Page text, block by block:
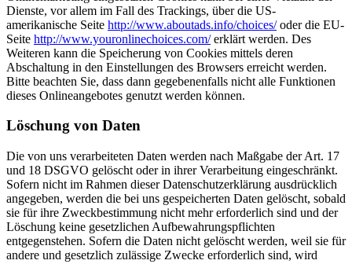
Dienste, vor allem im Fall des Trackings, über die US-
amerikanische Seite http://www.aboutads.info/choices/oder die EU-
Seite http://www.youronlinechoices.com/erklärt werden. Des
Weiteren kann die Speicherung von Cookies mittels deren
Abschaltung in den Einstellungen des Browsers erreicht werden.
Bitte beachten Sie, dass dann gegebenenfalls nicht alle Funktionen
dieses Onlineangebotes genutzt werden können.
Löschung von Daten
Die von uns verarbeiteten Daten werden nach Maßgabe der Art. 17
und 18 DSGVO gelöscht oder in ihrer Verarbeitung eingeschränkt.
Sofern nicht im Rahmen dieser Datenschutzerklärung ausdrücklich
angegeben, werden die bei uns gespeicherten Daten gelöscht, sobald
sie für ihre Zweckbestimmung nicht mehr erforderlich sind und der
Löschung keine gesetzlichen Aufbewahrungspflichten
entgegenstehen. Sofern die Daten nicht gelöscht werden, weil sie für
andere und gesetzlich zulässige Zwecke erforderlich sind, wird